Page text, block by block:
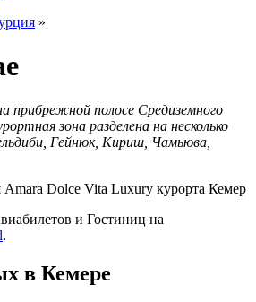
»
прибрежной полосе Средиземного
зона разделена на несколько
Гейнюк, Кириш, Чамьюва,
и Гостиниц на
.
в Кемере